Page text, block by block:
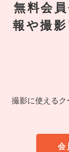
無料会
報や撮
撮影に使える
会